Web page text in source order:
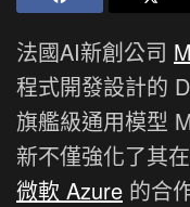
法國AI新創公司
程式開發設計的
旗艦級通用模型
新不僅強化了其
微軟 Azure 的合